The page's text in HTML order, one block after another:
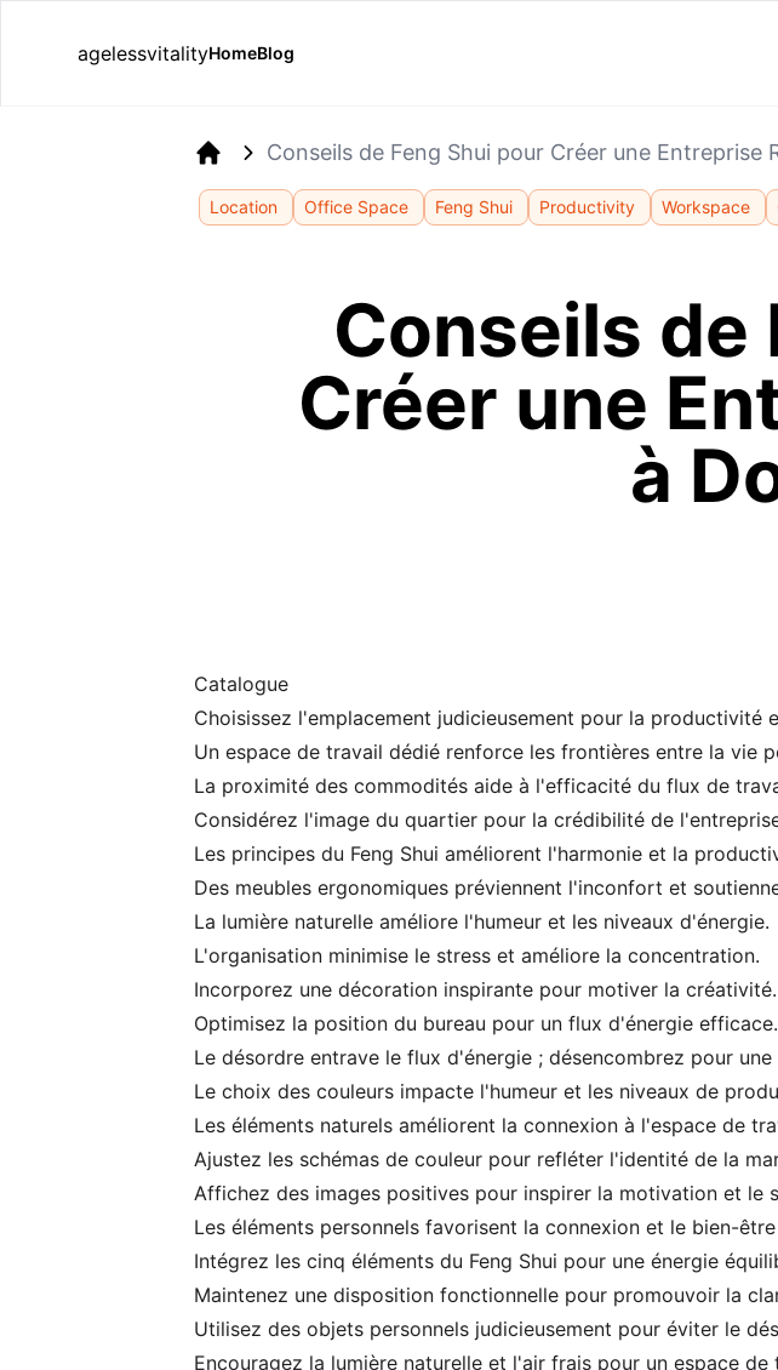
agelessvitalityHomeBlog
Conseils de Feng Shui pour Créer une Entreprise
Location Office Space Feng Shui Productivity Workspace
Conseils de
Créer une
à
Catalogue
Choisissez l'emplacement judicieusement pour la productivité
Un espace de travail dédié renforce les frontières entre la vie
La proximité des commodités aide à l'efficacité du flux de
Considérez l'image du quartier pour la crédibilité de
Les principes du Feng Shui améliorent l'harmonie et la
Des meubles ergonomiques préviennent l'inconfort et
La lumière naturelle améliore l'humeur et les niveaux d'énergie.
L'organisation minimise le stress et améliore la concentration.
Incorporez une décoration inspirante pour motiver la créativité.
Optimisez la position du bureau pour un flux d'énergie efficace.
Le désordre entrave le flux d'énergie ; désencombrez pour
Le choix des couleurs impacte l'humeur et les niveaux de
Les éléments naturels améliorent la connexion à l'espace de
Ajustez les schémas de couleur pour refléter l'identité de la
Affichez des images positives pour inspirer la motivation et le
Les éléments personnels favorisent la connexion et le bien-
Intégrez les cinq éléments du Feng Shui pour une énergie
Maintenez une disposition fonctionnelle pour promouvoir la
Utilisez des objets personnels judicieusement pour éviter le
Encouragez la lumière naturelle et l'air frais pour un espace de